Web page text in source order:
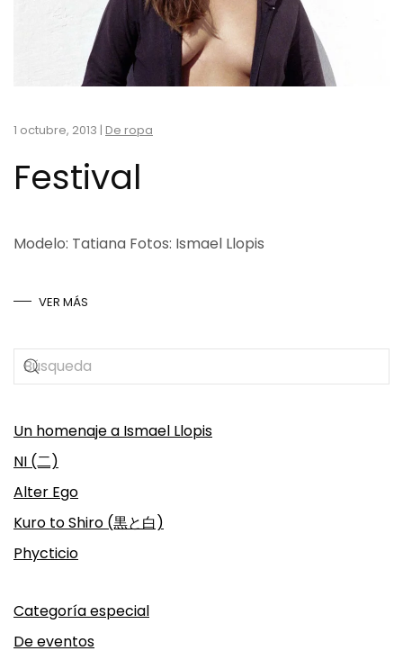
1 octubre, 2013 | De ropa
Festival
Modelo: Tatiana Fotos: Ismael Llopis
VER MÁS
Un homenaje a Ismael Llopis
NI (二)
Alter Ego
Kuro to Shiro (黒と白)
Phycticio
Categoría especial
De eventos